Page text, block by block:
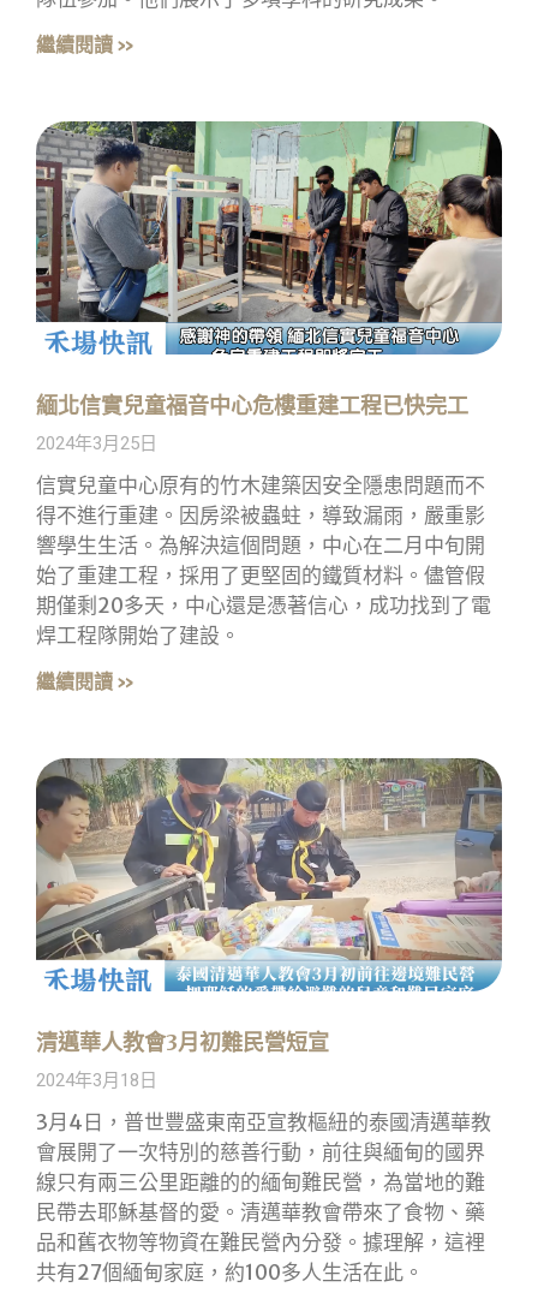
繼續閱讀 »
緬北信實兒童福音中心危樓重建工程已快完工
2024年3月25日
信實兒童中心原有的竹木建築因安全隱患問題而不
得不進行重建。因房梁被蟲蛀，導致漏雨，嚴重影
響學生生活。為解決這個問題，中心在二月中旬開
始了重建工程，採用了更堅固的鐵質材料。儘管假
期僅剩20多天，中心還是憑著信心，成功找到了電
焊工程隊開始了建設。
繼續閱讀 »
清邁華人教會3月初難民營短宣
2024年3月18日
3月4日，普世豐盛東南亞宣教樞紐的泰國清邁華教
會展開了一次特別的慈善行動，前往與緬甸的國界
線只有兩三公里距離的的緬甸難民營，為當地的難
民帶去耶穌基督的愛。清邁華教會帶來了食物、藥
品和舊衣物等物資在難民營內分發。據理解，這裡
共有27個緬甸家庭，約100多人生活在此。